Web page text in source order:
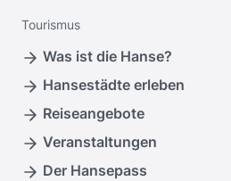
Tourismus
Was ist die Hanse?
Hansestädte erleben
Reiseangebote
Veranstaltungen
Der Hansepass